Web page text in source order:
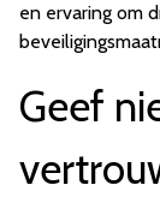
en ervaring om
Geef